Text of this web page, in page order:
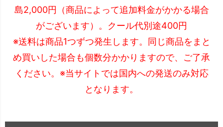
島2,000円（商品によって追加料金がかかる場合
がございます）。クール代別途400円
※送料は商品1つずつ発生します。同じ商品をまと
め買いした場合も個数分かかりますので、ご了承
ください。※当サイトでは国内への発送のみ対応
となります。